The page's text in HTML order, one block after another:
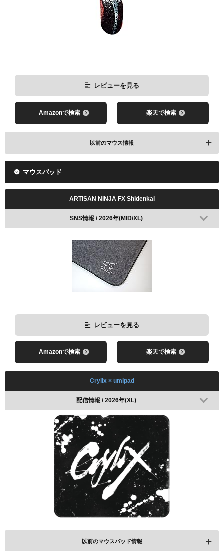
レビューを見る
Amazonで検索 楽天で検索
以前のマウス情報
Amazonで検索 楽天で検索
マウスパッド
ARTISAN NINJA FX Shidenkai
SNS情報 / 2026年(MID/XL)
レビューを見る
Amazonで検索 楽天で検索
Crylix × umipad
配信情報 / 2026年(XL)
以前のマウスパッド情報